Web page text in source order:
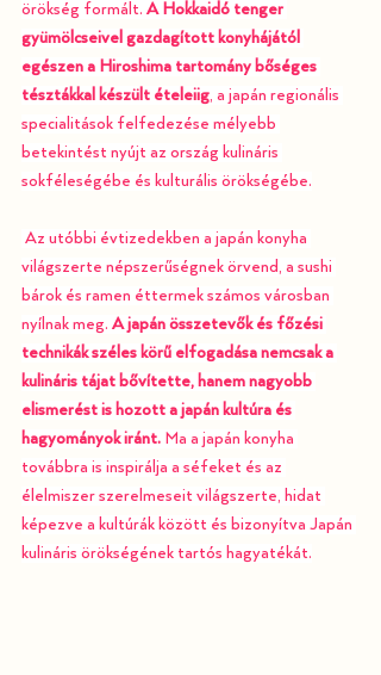
örökség formált. A Hokkaidó tenger
gyümölcseivel gazdagított konyhájától
egészen a Hiroshima tartomány bőséges
tésztákkal készült ételeiig, a japán regionális
specialitások felfedezése mélyebb
betekintést nyújt az ország kulináris
sokféleségébe és kulturális örökségébe.
Az utóbbi évtizedekben a japán konyha
világszerte népszerűségnek örvend, a sushi
bárok és ramen éttermek számos városban
nyílnak meg. A japán összetevők és főzési
technikák széles körű elfogadása nemcsak a
kulináris tájat bővítette, hanem nagyobb
elismerést is hozott a japán kultúra és
hagyományok iránt. Ma a japán konyha
továbbra is inspirálja a séfeket és az
élelmiszer szerelmeseit világszerte, hidat
képezve a kultúrák között és bizonyítva Japán
kulináris örökségének tartós hagyatékát.